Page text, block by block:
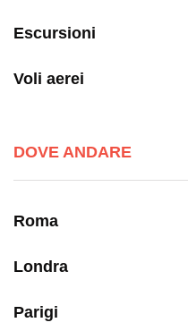
Escursioni
Voli aerei
DOVE ANDARE
Roma
Londra
Parigi